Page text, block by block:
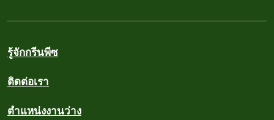
รู้จักกรีนพีซ
ติดต่อเรา
ตำแหน่งงานว่าง